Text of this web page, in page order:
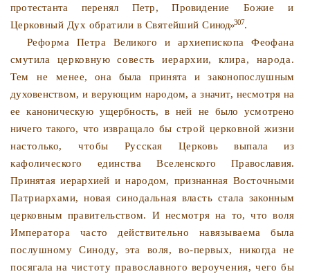
протестанта перенял Петр, Прови­дение Божие и
Церковный Дух обратили в Святейший Си­нод»307.
Реформа Петра Великого и архиепископа Феофана
смути­ла церковную совесть иерархии, клира, народа.
Тем не ме­нее, она была принята и законопослушным
духовенством, иверующим народом, а значит, несмотря на
ее каноническую ущербность, в ней не было усмотрено
ничего такого, что из­вращало бы строй церковной жизни
настолько, чтобы Рус­ская Церковь выпала из
кафолического единства Вселенско­го Православия.
Принятая иерархией и народом, признанная Восточными
Патриархами, новая синодальная власть стала законным
церковным правительством. И несмотря на то, чтоволя
Императора часто действительно навязываема была
послушному Синоду, эта воля, во-первых, никогда не
посягалана чистоту православного вероучения, чего бы